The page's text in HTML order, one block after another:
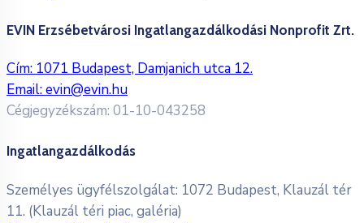
EVIN Erzsébetvárosi Ingatlangazdálkodási Nonprofit Zrt.
Cím: 1071 Budapest, Damjanich utca 12.
Email:evin@evin.hu
Cégjegyzékszám: 01-10-043258
Ingatlangazdálkodás
Személyes ügyfélszolgálat: 1072 Budapest, Klauzál tér
11. (Klauzál téri piac, galéria)